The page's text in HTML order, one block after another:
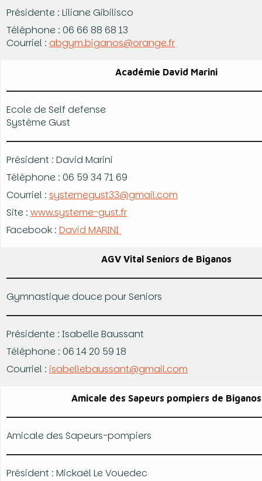
Présidente : Liliane Gibilisco
Téléphone : 06 66 88 68 13
Courriel : abgym.biganos@orange.fr
Académie David Marini
Ecole de Self defense
Système Gust
Président : David Marini
Téléphone : 06 59 34 71 69
Courriel : systemegust33@gmail.com
Site : www.systeme-gust.fr
Facebook : David MARINI
AGV Vital Seniors de Biganos
Gymnastique douce pour Seniors
Présidente : Isabelle Baussant
Téléphone : 06 14 20 59 18
Courriel : isabellebaussant@gmail.com
Amicale des Sapeurs pompiers de Biganos
Amicale des Sapeurs-pompiers
Président : Mickaël Le Vouedec